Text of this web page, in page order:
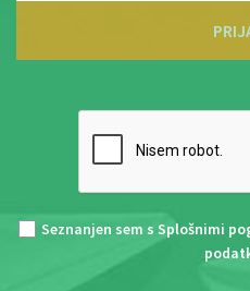
Seznanjen sem s Splošnimi